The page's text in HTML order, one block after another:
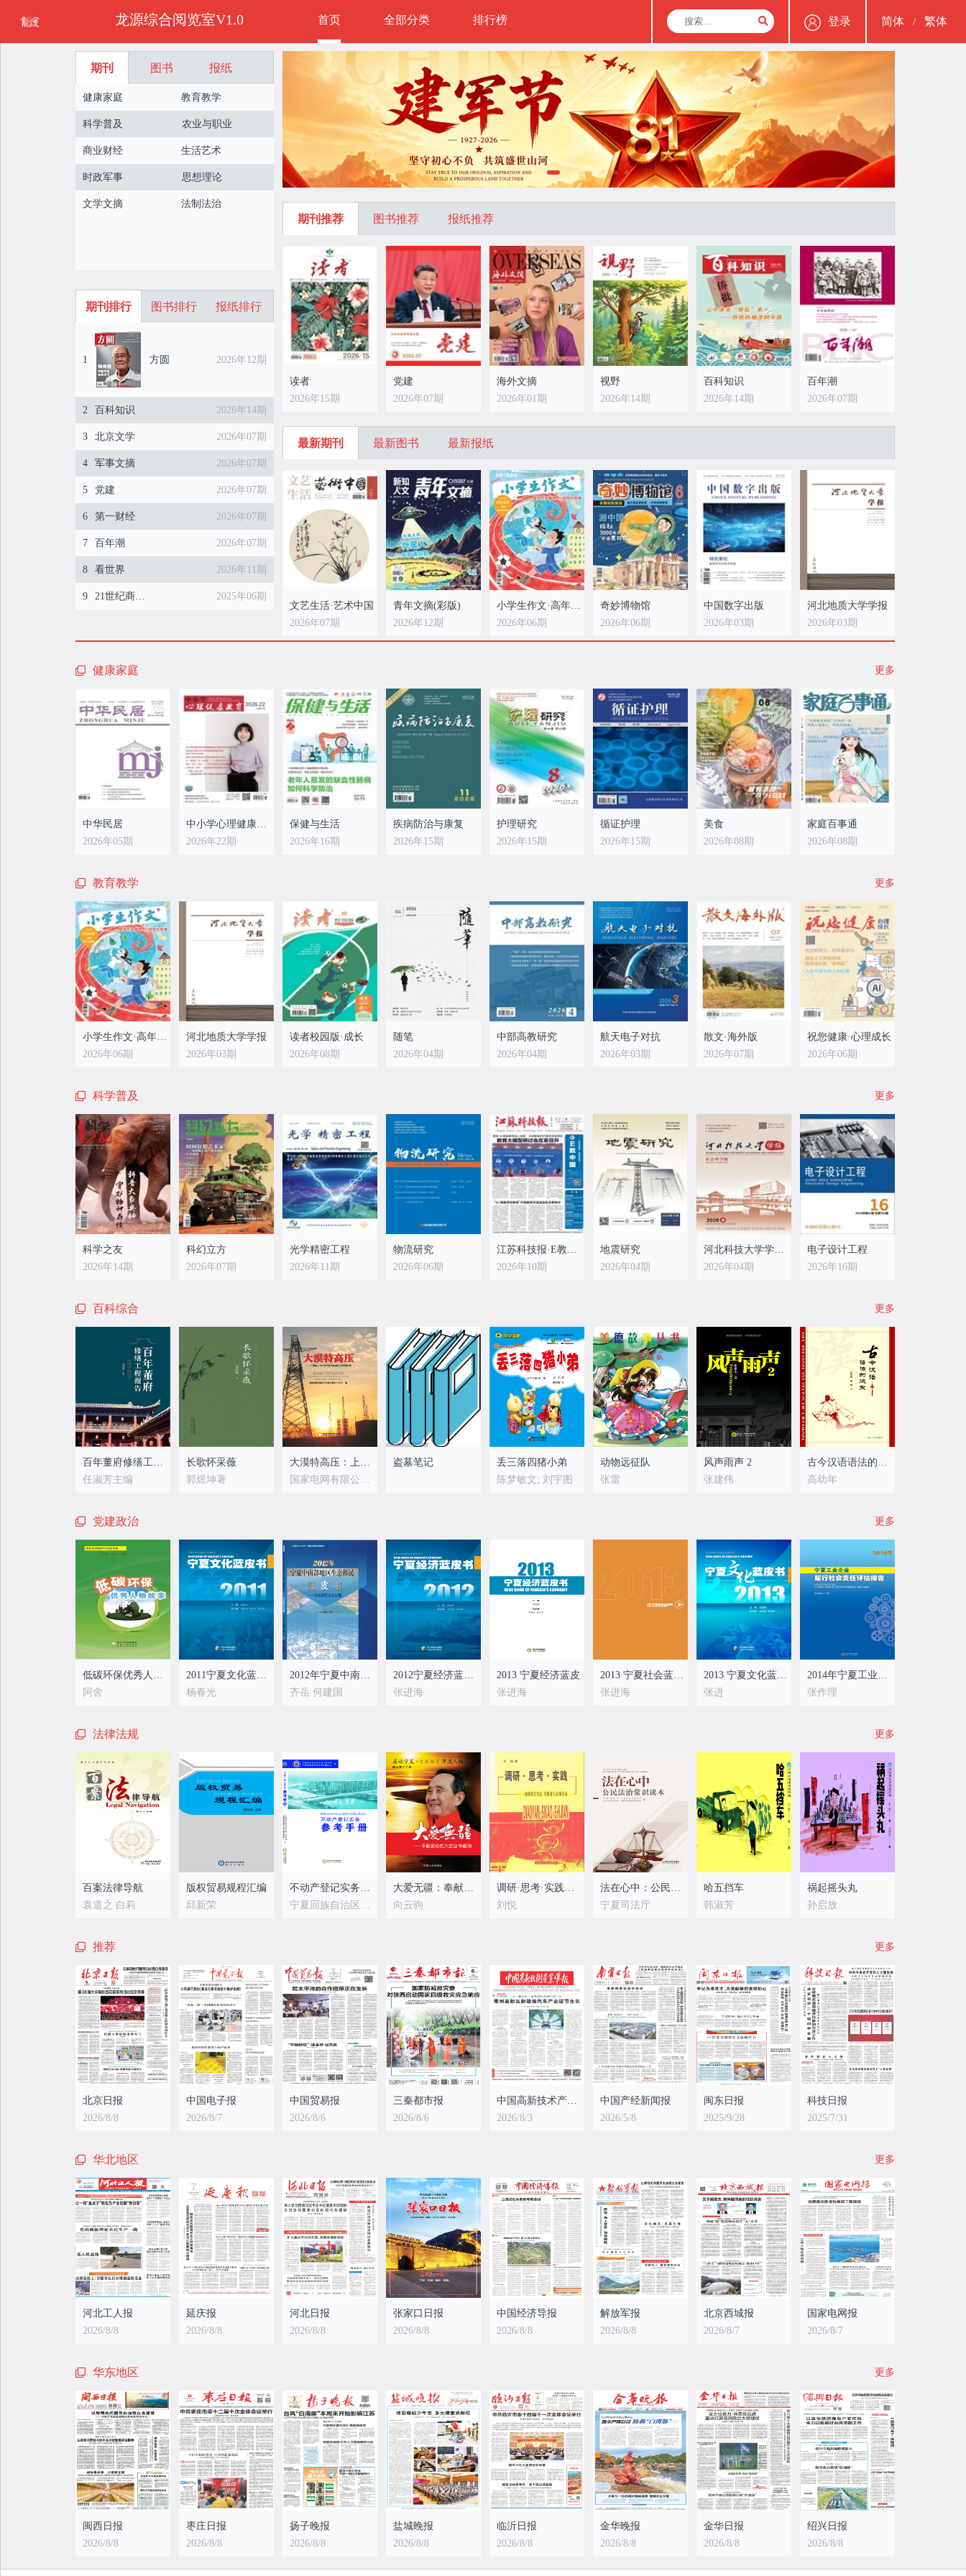
龙源综合阅览室V1.0 首页 全部分类 排行榜 登录 简体 / 繁体
期刊 图书 报纸
健康家庭 教育教学
科学普及 农业与职业
商业财经 生活艺术
时政军事 思想理论
文学文摘 法制法治
期刊排行 图书排行 报纸排行
1 方圆 2026年12期
2 百科知识 2026年14期
3 北京文学 2026年07期
4 军事文摘 2026年07期
5 党建 2026年07期
6 第一财经 2026年07期
7 百年潮 2026年07期
8 看世界 2026年11期
9 21世纪商业评论 2025年06期
期刊推荐 图书推荐 报纸推荐
读者
2026年15期
党建
2026年07期
海外文摘
2026年01期
视野
2026年14期
百科知识
2026年14期
百年潮
2026年07期
最新期刊 最新图书 最新报纸
文艺生活·艺术中国
2026年07期
青年文摘(彩版)
2026年12期
小学生作文·高年级适用
2026年06期
奇妙博物馆
2026年06期
中国数字出版
2026年03期
河北地质大学学报
2026年03期
健康家庭 更多
中华民居
2026年05期
中小学心理健康教育
2026年22期
保健与生活
2026年16期
疾病防治与康复
2026年15期
护理研究
2026年15期
循证护理
2026年15期
美食
2026年08期
家庭百事通
2026年08期
教育教学 更多
小学生作文·高年级适用
2026年06期
河北地质大学学报
2026年03期
读者校园版·成长
2026年08期
随笔
2026年04期
中部高教研究
2026年04期
航天电子对抗
2026年03期
散文·海外版
2026年07期
祝您健康·心理成长
2026年06期
科学普及 更多
科学之友
2026年14期
科幻立方
2026年07期
光学精密工程
2026年11期
物流研究
2026年06期
江苏科技报·E教中国
2026年10期
地震研究
2026年04期
河北科技大学学报(社会科学版)
2026年04期
电子设计工程
2026年16期
百科综合 更多
百年董府修缮工程报告
任淑芳主编
长歌怀采薇
郭煜坤著
大漠特高压：上海庙±800千伏换流站工程建设者风采实录
国家电网有限公司直流建设分公司
盗墓笔记
丢三落四猪小弟
陈梦敏文; 刘宇图
动物远征队
张雷
风声雨声 2
张建伟
古今汉语语法的流变
高幼年
党建政治 更多
低碳环保优秀人物故事
阿舍
2011宁夏文化蓝皮书
杨春光
2012年宁夏中南部地区生态移民蓝皮书 ：生态移民
齐岳 何建国
2012宁夏经济蓝皮书
张进海
2013 宁夏经济蓝皮
张进海
2013 宁夏社会蓝皮书
张进海
2013 宁夏文化蓝皮书
张进
2014年宁夏工业企业履行社会责任评估报告
张作理
法律法规 更多
百案法律导航
袁道之 白莉
版权贸易规程汇编
邱新荣
不动产登记实务参考手册
宁夏回族自治区不动产登记局 宁夏回族自治区不动产登记事务中心编
大爱无疆：奉献爱心的大法官邹献朝
向云驹
调研·思考·实践：加强基层党建发展壮大县域经济
刘悦
法在心中：公民法治常识读本
宁夏司法厅
哈五挡车
韩淑芳
祸起摇头丸
孙启放
推荐 更多
北京日报
2026/8/8
中国电子报
2026/8/7
中国贸易报
2026/8/6
三秦都市报
2026/8/6
中国高新技术产业导报
2026/8/3
中国产经新闻报
2026/5/8
闽东日报
2025/9/28
科技日报
2025/7/31
华北地区 更多
河北工人报
2026/8/8
延庆报
2026/8/8
河北日报
2026/8/8
张家口日报
2026/8/8
中国经济导报
2026/8/8
解放军报
2026/8/8
北京西城报
2026/8/7
国家电网报
2026/8/7
华东地区 更多
闽西日报
2026/8/8
枣庄日报
2026/8/8
扬子晚报
2026/8/8
盐城晚报
2026/8/8
临沂日报
2026/8/8
金华晚报
2026/8/8
金华日报
2026/8/8
绍兴日报
2026/8/8